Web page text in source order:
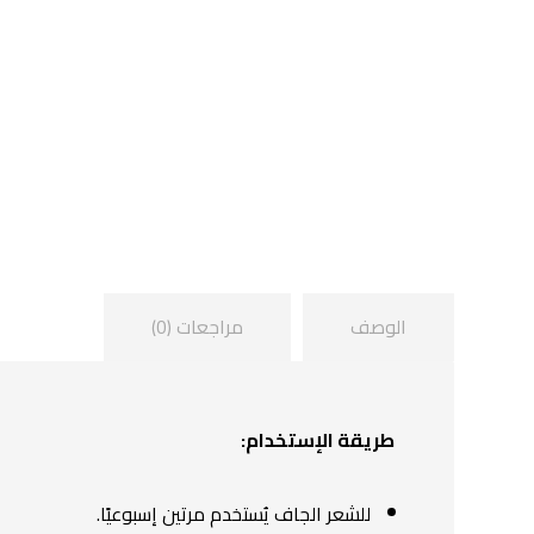
الوصف مراجعات (0)
طريقة الإستخدام:
للشعر الجاف يُستخدم مرتين إسبوعيًا.